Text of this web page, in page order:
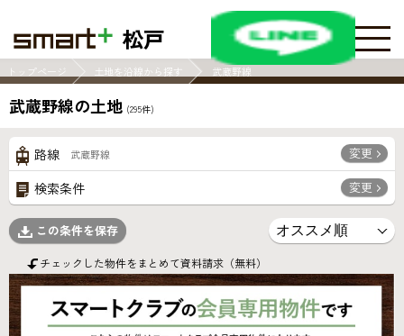
松戸
トップページ 土地を沿線から探す 武蔵野線
武蔵野線の土地 (295件)
路線 武蔵野線 変更
検索条件 変更
この条件を保存
チェックした物件をまとめて資料請求（無料）